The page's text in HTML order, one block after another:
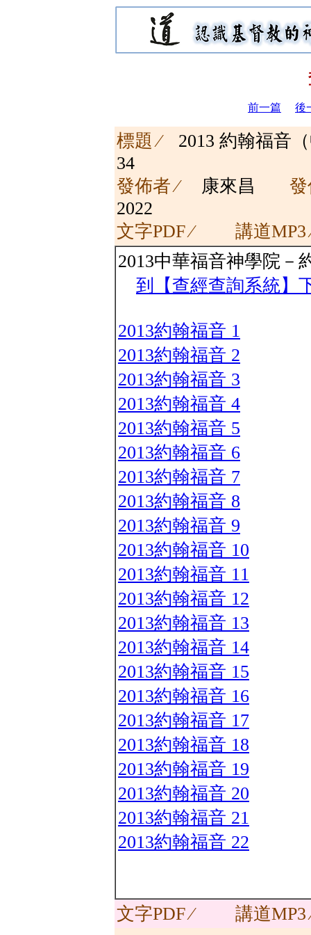
前一篇 後
標題 ∕2013 約翰福音
34
發佈者 ∕
康來昌
2022
文字PDF ∕
講道
2013中華福音神學院－
到【查經查詢系統】
2013約翰福音 1
2013約翰福音 2
2013約翰福音 3
2013約翰福音 4
2013約翰福音 5
2013約翰福音 6
2013約翰福音 7
2013約翰福音 8
2013約翰福音 9
2013約翰福音 10
2013約翰福音 11
2013約翰福音 12
2013約翰福音 13
2013約翰福音 14
2013約翰福音 15
2013約翰福音 16
2013約翰福音 17
2013約翰福音 18
2013約翰福音 19
2013約翰福音 20
2013約翰福音 21
2013約翰福音 22
文字PDF ∕ 講道